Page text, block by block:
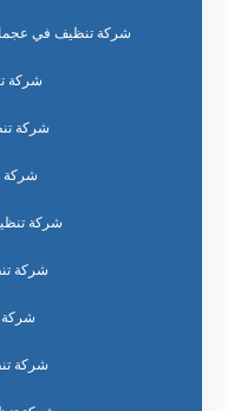
شركة تنظيف في
شركة
شركة
شركة
شركة
شركة
شركة
شركة